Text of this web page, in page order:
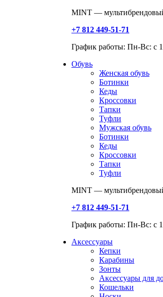
MINT —
+7 812 449-51-71
График работы: Пн-Вс: с
Обувь
Женская обувь
Ботинки
Кеды
Кроссовки
Тапки
Туфли
Мужская обувь
Ботинки
Кеды
Кроссовки
Тапки
Туфли
MINT —
+7 812 449-51-71
График работы: Пн-Вс: с
Аксессуары
Кепки
Карабины
Зонты
Аксессуары для
Кошельки